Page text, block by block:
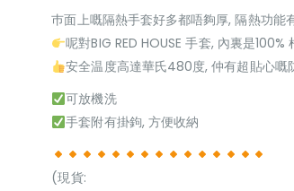
巿面上嘅隔熱手套好多都唔夠厚, 隔熱功能
呢對BIG RED HOUSE 手套, 內裏是100%
安全温度高達華氏480度, 仲有超貼心
可放機洗
手套附有掛鉤, 方便收納
(現貨: